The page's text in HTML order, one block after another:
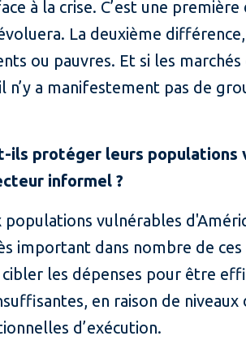
à la crise. C’est une
La deuxième
ou pauvres. Et si les
a manifestement pas de
ils protéger leurs populations
informel ?
vulnérables
important dans nombre de ces
les dépenses pour être
en raison de
d’exécution.